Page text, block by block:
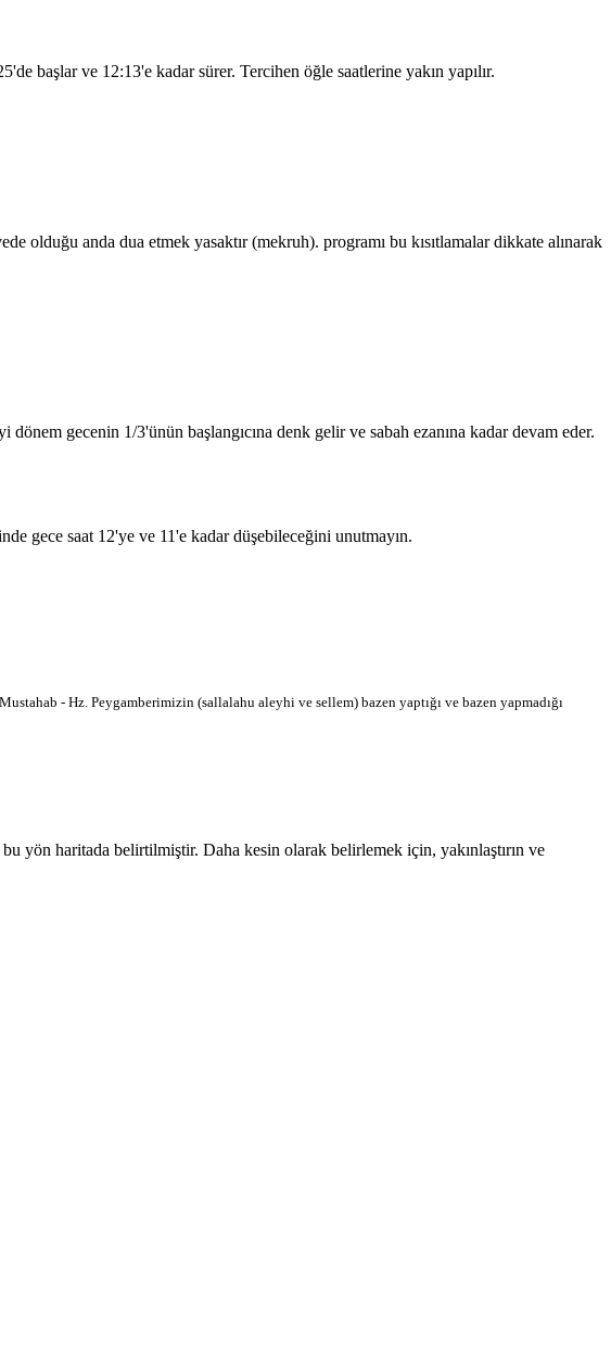
'de başlar ve 12:13'e kadar sürer. Tercihen öğle saatlerine yakın yapılır.
olduğu anda dua etmek yasaktır (mekruh). programı bu kısıtlamalar dikkate alınarak
gecenin 1/3'ünün başlangıcına denk gelir ve sabah ezanına kadar devam eder.
gece saat 12'ye ve 11'e kadar düşebileceğini unutmayın.
- Hz. Peygamberimizin (sallalahu aleyhi ve sellem) bazen yaptığı ve bazen yapmadığı
yön haritada belirtilmiştir. Daha kesin olarak belirlemek için, yakınlaştırın ve